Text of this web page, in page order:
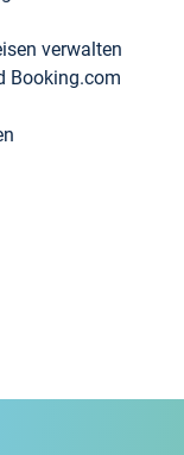
verwalten
Booking.com